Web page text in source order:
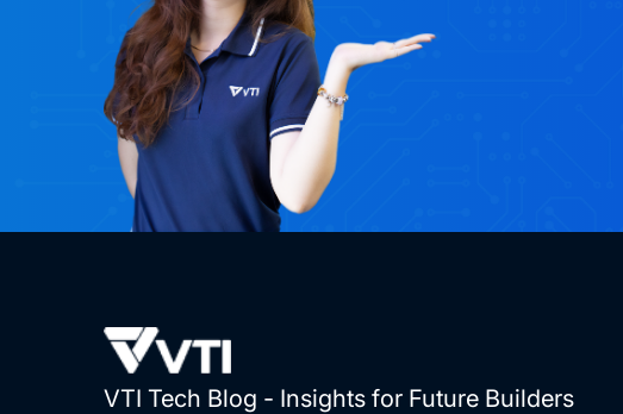
VTI Tech Blog - Insights for Future Builders